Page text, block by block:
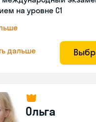
на уровне C1
дальше
Ольга